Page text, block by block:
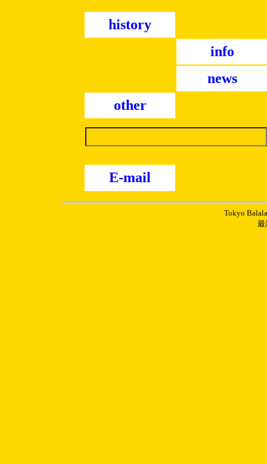
history
info
news
other
E-mail
Tokyo
最